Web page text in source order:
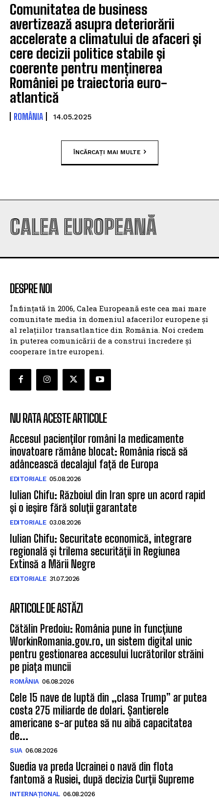
Comunitatea de business
avertizează asupra deteriorării
accelerate a climatului de afaceri și
cere decizii politice stabile și
coerente pentru menținerea
României pe traiectoria euro-
atlantică
ROMÂNIA 14.05.2025
ÎNCĂRCAȚI MAI MULTE
CALEA EUROPEANĂ
DESPRE NOI
Înființată în 2006, Calea Europeană este cea mai mare
comunitate media în domeniul afacerilor europene și
al relațiilor transatlantice din România. Noi credem
în puterea comunicării de a construi încredere și
cooperare între europeni.
NU RATA ACESTE ARTICOLE
Accesul pacienților români la medicamente
inovatoare rămâne blocat: România riscă să
adâncească decalajul față de Europa
EDITORIALE 05.08.2026
Iulian Chifu: Războiul din Iran spre un acord rapid
și o ieșire fără soluții garantate
EDITORIALE 03.08.2026
Iulian Chifu: Securitate economică, integrare
regională și trilema securității în Regiunea
Extinsă a Mării Negre
EDITORIALE 31.07.2026
ARTICOLE DE ASTĂZI
Cătălin Predoiu: România pune în funcțiune
WorkinRomania.gov.ro, un sistem digital unic
pentru gestionarea accesului lucrătorilor străini
pe piața muncii
ROMÂNIA 06.08.2026
Cele 15 nave de luptă din „clasa Trump” ar putea
costa 275 miliarde de dolari. Șantierele
americane s-ar putea să nu aibă capacitatea
de...
SUA 06.08.2026
Suedia va preda Ucrainei o navă din flota
fantomă a Rusiei, după decizia Curții Supreme
INTERNAȚIONAL 06.08.2026